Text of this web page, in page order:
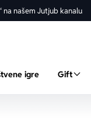
našem Jutjub kanalu
igre Gift